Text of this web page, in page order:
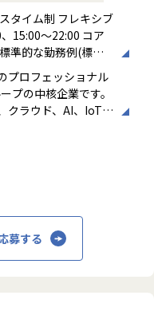
、エンドユーザーと
経験に基づくスキル
す。
る立場であり、要件
異動を命じることが
タイム制 フレキシブ
15:00～22:00 コア
準的な勤務例(標準
コアタイムあり）
月平均19時間）
プロフェッショナル
プの中核企業です。
クラウド、AI、IoTを
しています。
っており、30年以
力、高度な分析ノ
募する